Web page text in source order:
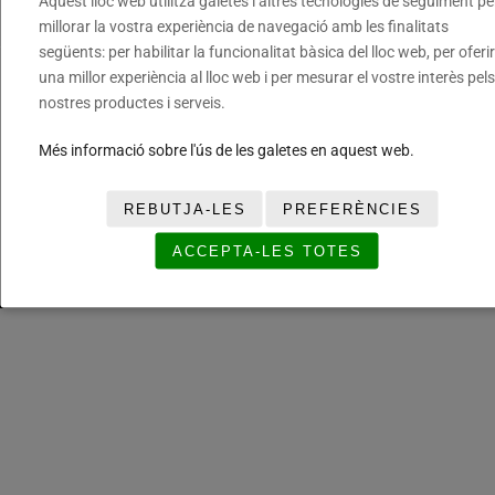
Fundació del Bàsquet Català. Tots els drets reservats ©
millorar la vostra experiència de navegació amb les finalitats
següents: per habilitar la funcionalitat bàsica del lloc web, per oferir
una millor experiència al lloc web i per mesurar el vostre interès pels
nostres productes i serveis.
Més informació sobre l'ús de les galetes en aquest web.
REBUTJA-LES PREFERÈNCIES
ACCEPTA-LES TOTES